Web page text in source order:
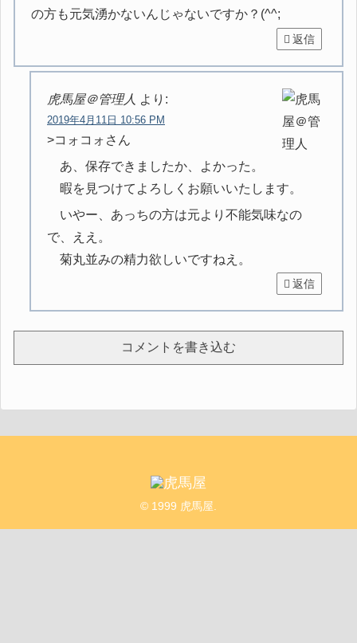
の方も元気湧かないんじゃないですか？(^^;
返信
虎馬屋＠管理人 より:
2019年4月11日 10:56 PM
>コォコォさん
あ、保存できましたか、よかった。
暇を見つけてよろしくお願いいたします。
いやー、あっちの方は元より不能気味なの
で、ええ。
菊丸並みの精力欲しいですねえ。
返信
コメントを書き込む
© 1999 虎馬屋.